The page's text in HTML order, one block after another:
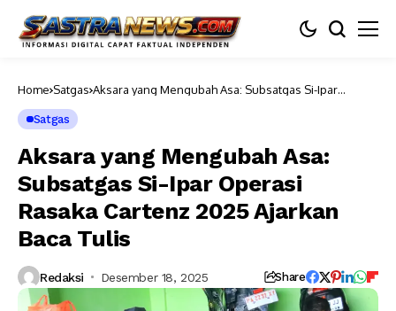
Home Satgas Aksara yang Mengubah Asa: Subsatgas Si-Ipar
Satgas
Aksara yang Mengubah Asa:
Subsatgas Si-Ipar Operasi
Rasaka Cartenz 2025 Ajarkan
Baca Tulis
Redaksi Desember 18, 2025 Share